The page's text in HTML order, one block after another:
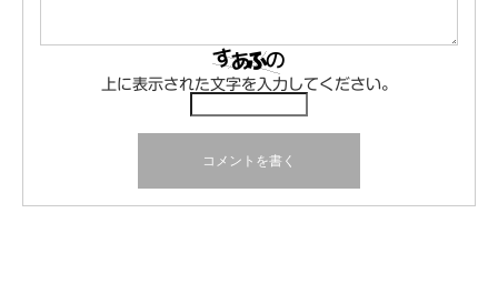
上に表示された文字を入力してください。